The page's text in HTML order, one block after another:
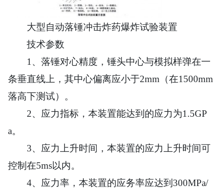
大型自动落锤冲击炸药爆炸试验装置
技术参数
1、落锤对心精度，锤头中心与模拟样弹在一
条垂直线上，其中心偏离应小于2mm（在1500mm
落高下测试）。
2、应力指标，本装置能达到的应力为1.5GP
a。
3、应力上升时间，本装置的应力上升时间可
控制在5ms以内。
4、应力率，本装置的应务率应达到300MPa/